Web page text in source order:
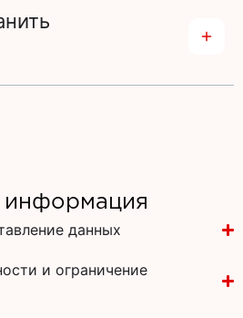
информация
данных
и ограничение